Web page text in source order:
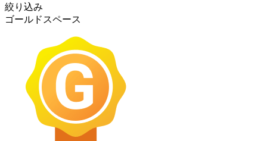
絞り込み
ゴールドスペース